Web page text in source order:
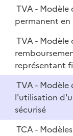
TVA - Modèle
permanent en
TVA -
représentant
TVA -
l'utilisation
sécurisé
TCA -